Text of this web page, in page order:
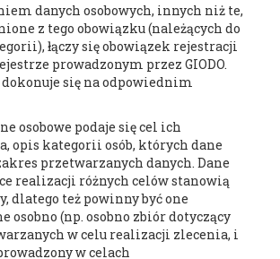
danych osobowych, innych niż te,
z tego obowiązku (należących do
łączy się obowiązek rejestracji
prowadzonym przez GIODO.
się na odpowiednim
osobowe podaje się cel ich
opis kategorii osób, których dane
przetwarzanych danych. Dane
realizacji różnych celów stanowią
dlatego też powinny być one
osobno (np. osobno zbiór dotyczący
w celu realizacji zlecenia, i
w celach